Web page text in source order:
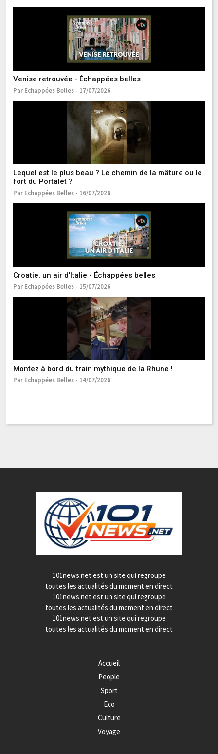
Venise retrouvée - Échappées belles
Par Echappées Belles - 17/07/2026
Lequel est le plus beau ? Le chemin de la mâture ou le
fort du Portalet ?
Par Echappées Belles - 16/07/2026
Croatie, un air d'Italie - Échappées belles
Par Echappées Belles - 15/07/2026
Montez à bord du train mythique de la Rhune !
Par Echappées Belles - 14/07/2026
101news.net est un site qui regroupe
toutes les actualités du moment en direct
101news.net est un site qui regroupe
toutes les actualités du moment en direct
101news.net est un site qui regroupe
toutes les actualités du moment en direct
Accueil
People
Sport
Eco
Culture
Voyage